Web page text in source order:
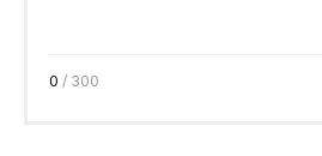
0 / 300